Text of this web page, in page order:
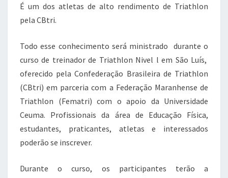
É um dos atletas de alto rendimento de Triathlon
pela CBtri.
Todo esse conhecimento será ministrado durante o
curso de treinador de Triathlon Nivel l em São Luís,
oferecido pela Confederação Brasileira de Triathlon
(CBtri) em parceria com a Federação Maranhense de
Triathlon (Fematri) com o apoio da Universidade
Ceuma. Profissionais da área de Educação Física,
estudantes, praticantes, atletas e interessados
poderão se inscrever.
Durante o curso, os participantes terão a